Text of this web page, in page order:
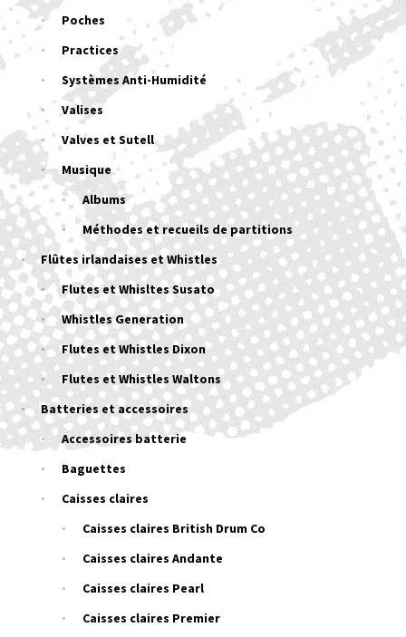
Poches
Practices
Systèmes Anti-Humidité
Valises
Valves et Sutell
Musique
Albums
Méthodes et recueils de partitions
Flûtes irlandaises et Whistles
Flutes et Whisltes Susato
Whistles Generation
Flutes et Whistles Dixon
Flutes et Whistles Waltons
Batteries et accessoires
Accessoires batterie
Baguettes
Caisses claires
Caisses claires British Drum Co
Caisses claires Andante
Caisses claires Pearl
Caisses claires Premier